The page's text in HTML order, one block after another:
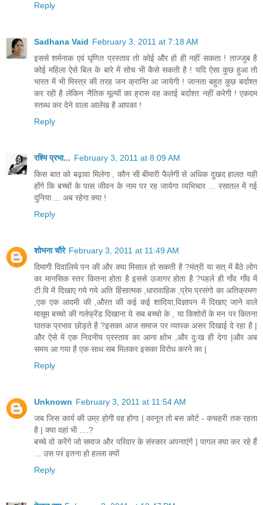
Reply
Sadhana Vaid February 3, 2011 at 7:18 AM
इससे शर्मनाक एवं घृणित प्रस्ताव तो कोई और हो ही नहीं सकता ! ताज्जुब है
कोई महिला ऐसे बिल के बारे में सोच भी कैसे सकती है ! यदि ऐसा कुछ हुआ तो
भारत में भी मिस्त्र की तरह जन क्रान्ति आ जायेगी ! जानता बहुत कुछ बर्दाश्त
कर रही है लेकिन नैतिक मूल्यों का ह्रास वह कतई बर्दाश्त नहीं करेगी ! एकदम
स्तब्ध कर देने वाला आलेख है आपका !
Reply
रश्मि प्रभा... February 3, 2011 at 8:09 AM
किस बात को बढ़ावा मिलेगा , कौन सी बीमारी फैलेगी से अधिक दुखद हालत यही
होंगे कि बच्चों के पास जीवन के नाम पर रह जायेगा व्यभिचार ... रसातल में गई
दुनिया ... अब रहेगा क्या !
Reply
शोभना चौरे February 3, 2011 at 11:49 AM
दिमागी दिवालिये पन की और क्या मिसाल हो सकती है ?मंत्री या सत् में बैठे लोग
का मानसिक स्तर कितना होता है इससे उजागर होता है ?पहले ही गाँव गाँव में
टी.वि में दिखाए गये गये अति हिंसात्मक ,धारावाहिक ,प्रेम प्रसंगो का अतिक्रमण
,एक एक आदमी की ,औरत की कई कई शादिया,विज्ञापन में दिखाए जाने वाले
मासूम बच्चो की गर्लफ्रेंड दिखाना ये सब बच्चो के , या किशोरों के मन पर कितना
घातक प्रभाव छोड़ते है ?इसका आज समाज पर व्यापक असर दिखाई दे रहा है |
और ऐसे में एक निदनीय प्रस्ताव का आना क्षोभ ,और दुःख ही देगा |और अब
समय आ गया है एक साथ सब मिलकर इसका विरोध करने का |
Reply
Unknown February 3, 2011 at 11:54 AM
जब जिस कार्य की उम्र होगी वह होगा | कानून तो बस कोर्ट - कचहरी तक रहता
है | क्या वहां भी ....?
बच्चे वो करेंगे जो समाज और परिवार के संस्कार अपनाएंगे | पागल क्या कर रहे हैं
... उस पर इतना हो हल्ला क्यों
Reply